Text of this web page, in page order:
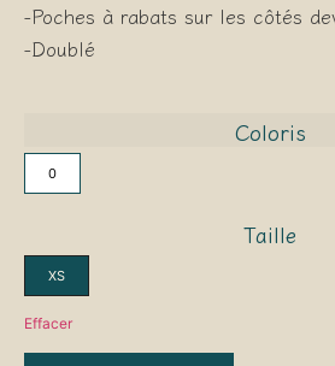
-Poches à rabats sur les côtés
-Doublé
Coloris
0
Taille
XS
Effacer